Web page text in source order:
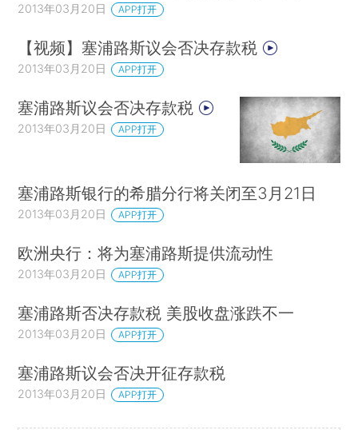
2013年03月20日 APP打开
【视频】塞浦路斯议会否决存款税
2013年03月20日 APP打开
塞浦路斯议会否决存款税
2013年03月20日 APP打开
塞浦路斯银行的希腊分行将关闭至3月21日
2013年03月20日 APP打开
欧洲央行：将为塞浦路斯提供流动性
2013年03月20日 APP打开
塞浦路斯否决存款税 美股收盘涨跌不一
2013年03月20日 APP打开
塞浦路斯议会否决开征存款税
2013年03月20日 APP打开